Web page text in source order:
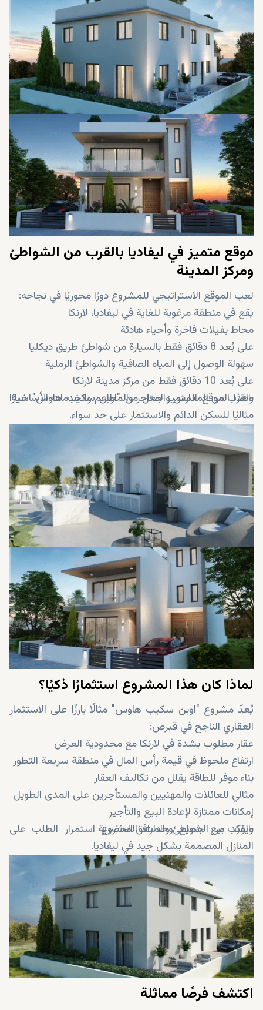
موقع متميز في ليفاديا بالقرب من الشواطئ
ومركز المدينة
لعب الموقع الاستراتيجي للمشروع دورًا محوريًا في نجاحه:
يقع في منطقة مرغوبة للغاية في ليفاديا، لارنكا
محاط بفيلات فاخرة وأحياء هادئة
على بُعد 8 دقائق فقط بالسيارة من شواطئ طريق ديكليا
سهولة الوصول إلى المياه الصافية والشواطئ الرملية
على بُعد 10 دقائق فقط من مركز مدينة لارنكا
بالقرب من المدارس والمتاجر والمطاعم والخدمات الأساسية
وهذا الموقع المتميز جعل من "اوبن سكيب هاوس" خيارًا
مثاليًا للسكن الدائم والاستثمار على حد سواء.
لماذا كان هذا المشروع استثمارًا ذكيًا؟
يُعدّ مشروع "اوبن سكيب هاوس" مثالًا بارزًا على الاستثمار
العقاري الناجح في قبرص:
عقار مطلوب بشدة في لارنكا مع محدودية العرض
ارتفاع ملحوظ في قيمة رأس المال في منطقة سريعة التطور
بناء موفر للطاقة يقلل من تكاليف العقار
مثالي للعائلات والمهنيين والمستأجرين على المدى الطويل
إمكانات ممتازة لإعادة البيع والتأجير
بالقرب من الشواطئ والمرافق الحضرية
ويؤكد بيع جميع وحدات المشروع استمرار الطلب على
المنازل المصممة بشكل جيد في ليفاديا.
اكتشف فرصًا مماثلة